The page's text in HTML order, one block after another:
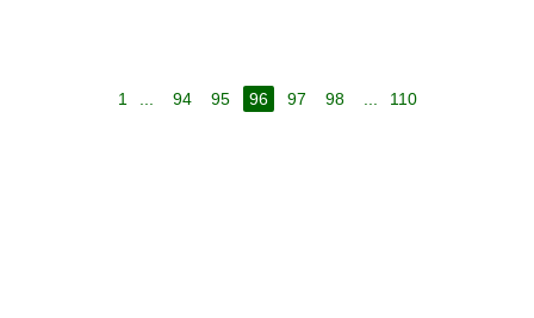
1 ... 94 95 96 97 98 ... 110